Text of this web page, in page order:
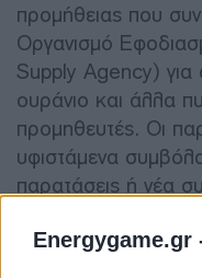
Energygame.gr
προμήθειας που
Οργανισμό
Supply Agency) για
ουράνιο και άλλα
προμηθευτές. Οι
υφιστάμενα
παρατάσεις ή νέα